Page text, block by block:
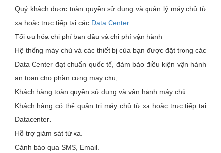
Quý khách được toàn quyền sử dụng và quản lý máy chủ từ
xa hoặc trực tiếp tại các Data Center.
Tối ưu hóa chi phí ban đầu và chi phí vận hành
Hệ thống máy chủ và các thiết bị của bạn được đặt trong các
Data Center đạt chuẩn quốc tế, đảm bảo điều kiện vận hành
an toàn cho phần cứng máy chủ;
Khách hàng toàn quyền sử dụng và vận hành máy chủ.
Khách hàng có thể quản trị máy chủ từ xa hoặc trực tiếp tại
Datacenter.
Hỗ trợ giám sát từ xa.
Cảnh báo qua SMS, Email.